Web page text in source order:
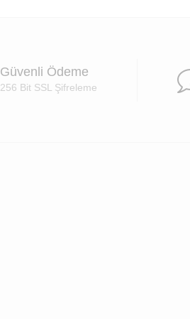
Güvenli Ödeme
256 Bit SSL Şifreleme